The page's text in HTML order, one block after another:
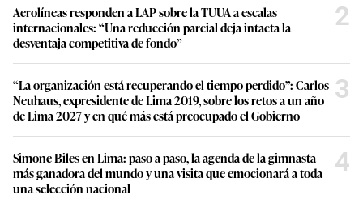
Aerolíneas responden a LAP sobre la TUUA a escalas
internacionales: “Una reducción parcial deja intacta la
desventaja competitiva de fondo”
2
“La organización está recuperando el tiempo perdido”: Carlos
Neuhaus, expresidente de Lima 2019, sobre los retos a un año
de Lima 2027 y en qué más está preocupado el Gobierno
3
Simone Biles en Lima: paso a paso, la agenda de la gimnasta
más ganadora del mundo y una visita que emocionará a toda
una selección nacional
4